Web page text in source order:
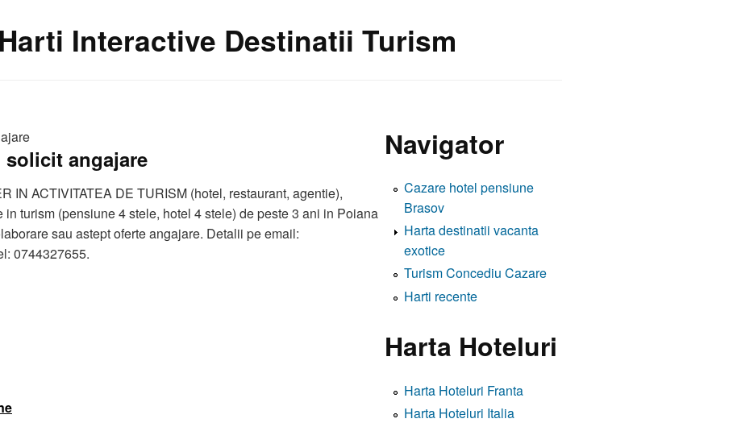
Harti Interactive Destinatii Turism
angajare
IN ACTIVITATEA DE TURISM (hotel, restaurant, agentie),
turism (pensiune 4 stele, hotel 4 stele) de peste 3 ani in Poiana
sau astept oferte angajare. Detalii pe email:
0744327655.
Navigator
Cazare hotel pensiune
Brasov
Harta destinatii vacanta
exotice
Turism Concediu Cazare
Harti recente
Harta Hoteluri
Harta Hoteluri Franta
Harta Hoteluri Italia